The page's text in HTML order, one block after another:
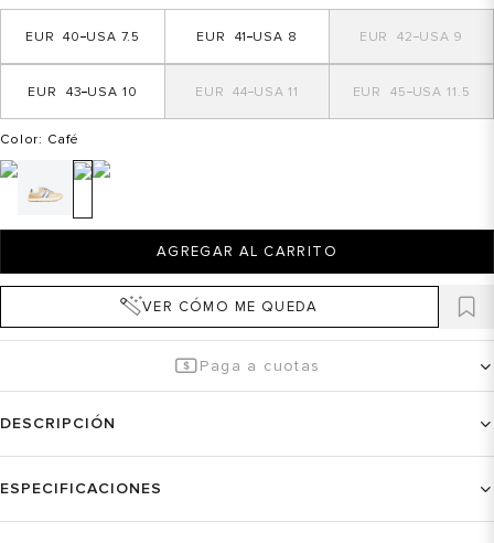
7.5
40 8
41 9
42
10
43 11
44 11.5
45
Color: Café
AGREGAR AL CARRITO
VER CÓMO ME QUEDA
Paga a cuotas
DESCRIPCIÓN
ESPECIFICACIONES